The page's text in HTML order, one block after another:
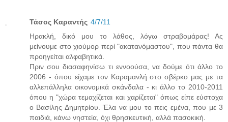
Τάσος Καραντής 4/7/11
Ηρακλή, δικό μου το λάθος, λόγω στραβομάρας! Ας
μείνουμε στο χιούμορ περί "ακατανόμαστου", που πάντα θα
προηγείται αλφαβητικά.
Πριν σου διασαφηνίσω τι εννοούσα, να δούμε ότι άλλο το
2006 - όπου είχαμε τον Καραμανλή στο σβέρκο μας με τα
αλλεπάλληλα οικονομικά σκάνδαλα - κι άλλο το 2010-2011
όπου η "χώρα τεμαχίζεται και χαρίζεται" όπως είπε εύστοχα
ο Βασίλης Δημητρίου. Έλα να μου το πεις εμένα, που με 3
παιδιά, κάνω νηστεία, όχι θρησκευτική, αλλά πασοκική.